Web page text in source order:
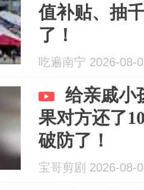
值补贴、抽
了！
吃遍南宁 2026-08-
给亲戚小
果对方还了
破防了！
宝哥剪剧 2026-08-